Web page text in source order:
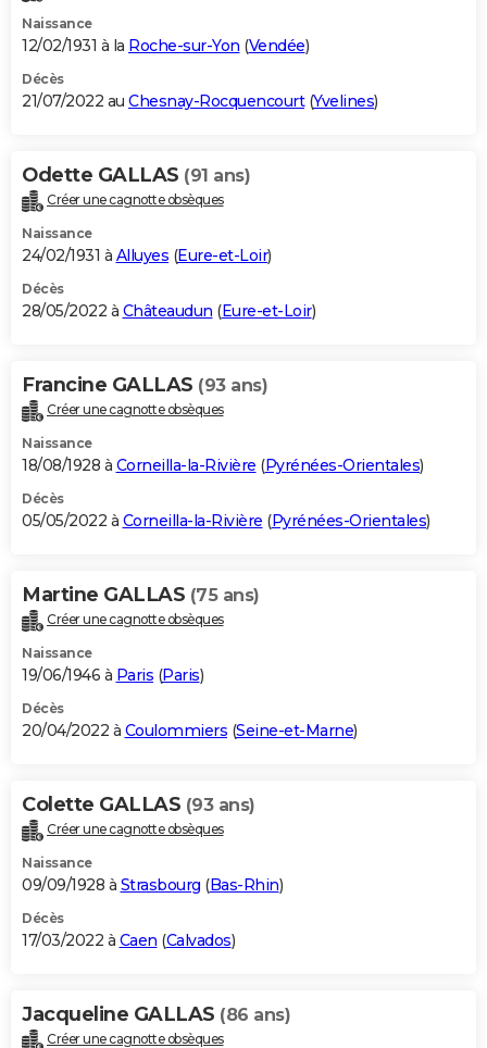
Naissance
12/02/1931 à la Roche-sur-Yon (Vendée)
Décès
21/07/2022 au Chesnay-Rocquencourt(Yvelines)
Odette GALLAS (91 ans)
Créer une cagnotte obsèques
Naissance
24/02/1931 à Alluyes (Eure-et-Loir)
Décès
28/05/2022 à Châteaudun (Eure-et-Loir)
Francine GALLAS (93 ans)
Créer une cagnotte obsèques
Naissance
18/08/1928 à Corneilla-la-Rivière (Pyrénées-Orientales)
Décès
05/05/2022 à Corneilla-la-Rivière (Pyrénées-Orientales)
Martine GALLAS (75 ans)
Créer une cagnotte obsèques
Naissance
19/06/1946 à Paris (Paris)
Décès
20/04/2022 à Coulommiers (Seine-et-Marne)
Colette GALLAS (93 ans)
Créer une cagnotte obsèques
Naissance
09/09/1928 à Strasbourg (Bas-Rhin)
Décès
17/03/2022 à Caen (Calvados)
Jacqueline GALLAS (86 ans)
Créer une cagnotte obsèques